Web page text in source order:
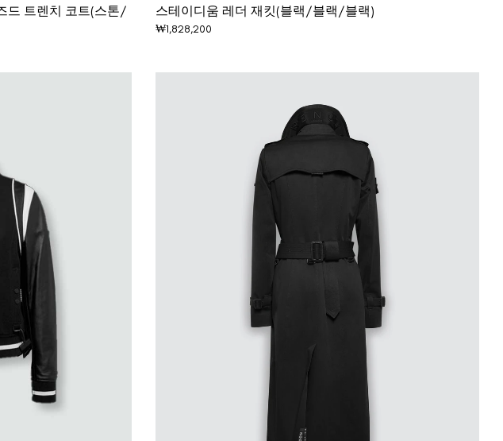
드 트렌치 코트(스톤/
스테이디움 레더 재킷(블랙/블랙/블랙)
₩1,828,200